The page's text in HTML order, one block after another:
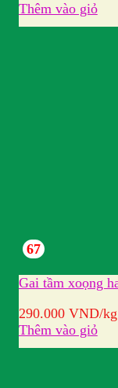
Thêm vào giỏ
67
Gai tầm xoọng
290.000 VND/kg
Thêm vào giỏ